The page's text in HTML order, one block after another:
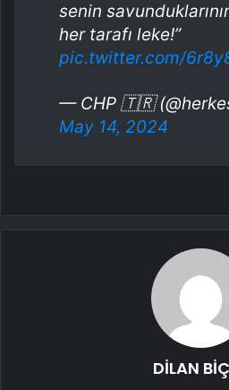
senin
her tarafı leke!”
pic.twitter.com/
— CHP 🇹🇷
May 14, 2024
DİLAN